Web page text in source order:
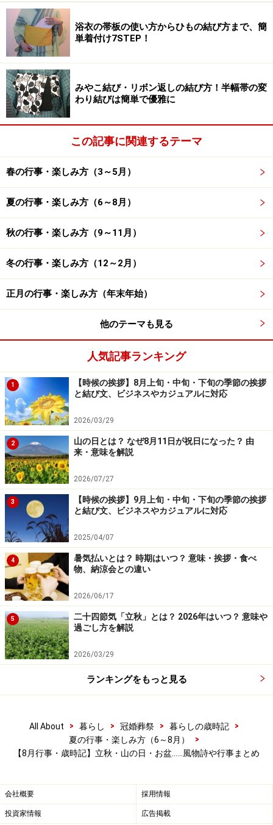
時期も解説
8月11日【山の日】
山の日は「山に親しむ機会を得て、山の恩恵に感謝する」と
いう趣旨の国民の祝日
山の日は8月11日です。2020年と2021年は東京五輪の開
閉会式に合わせて3つの祝日（海の日、山の日、スポー
た。
山の日とは「山に親しむ機会を得て、山の恩恵に感謝す
る」という趣旨の国民の祝日。他の祝日と異なり、山に
関する特別な出来事などの明確な由来があるわけではな
によってできました。
ているため、山や海に畏敬の念を抱きながら生活し、そ
れらの恵みに感謝しながら自然とともに生きてきまし
た。1995年に「海の日」が国民の祝日になると、山梨県
をはじめ複数の府県で独自の山の日ができ、次第に「山
の日」を国民の祝日にする運動が全国に広がりました。
こうした動きを受けて2014年に「山の日」が制定され、
2016年に施行となりました。
8月11日になったのは、お盆のころで休暇がとりやすい
ということ以外に、「八」の字が山の形にみえるため
「8」、木が立ち並ぶイメージから「11」というふう
に、山を連想させる数字として親しまれてきたことも一
因です。
▷山の日とは？ なぜ8月11日が祝日になった？ 由来・意
味
8月13～16日【お盆】
お盆は、先祖の霊を家に迎えて供養しながら、「お陰さ
まで元気で暮らしています」と感謝する行事です。仏教
び付き、日本独自のお盆が形成されました。
浴衣の帯板の使い方からひもの結び方まで、簡
単着付け7STEP！
みやこ結び・リボン返しの結び方！半幅帯の変
わり結びは簡単で優雅に
この記事に関連するテーマ
春の行事・楽しみ方（3～5月）
夏の行事・楽しみ方（6～8月）
秋の行事・楽しみ方（9～11月）
冬の行事・楽しみ方（12～2月）
正月の行事・楽しみ方（年末年始）
他のテーマも見る
人気記事ランキング
1
【時候の挨拶】8月上旬・中旬・下旬の季節の挨拶
と結び文、ビジネスやカジュアルに対応
2026/03/29
2
山の日とは？ なぜ8月11日が祝日になった？ 由
来・意味を解説
2026/07/27
3
【時候の挨拶】9月上旬・中旬・下旬の季節の挨拶
と結び文、ビジネスやカジュアルに対応
2025/04/07
4
暑気払いとは？ 時期はいつ？ 意味・挨拶・食べ
物、納涼会との違い
2026/06/17
5
二十四節気「立秋」とは？ 2026年はいつ？ 意味や
過ごし方を解説
2026/03/29
ランキングをもっと見る
All About > 暮らし > 冠婚葬祭 > 暮らしの歳時記
>
夏の行事・楽しみ方（6～8月）
>
【8月行事・歳時記】立秋・山の日・お盆……風物詩や行事まとめ
会社概要 採用情報
投資家情報 広告掲載